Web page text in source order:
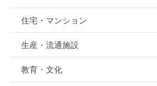
住宅・マンション
生産・流通施設
教育・文化